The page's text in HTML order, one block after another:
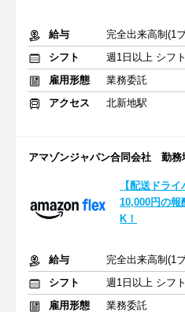
給与
完全出来高制(1
シフト
週1日以上 シフ
雇用形態
業務委託
アクセス
北新地駅
アマゾンジャパン合同会社 勤務
【配送ドラ
10,000円の
K！
給与
完全出来高制(1
シフト
週1日以上 シフ
雇用形態
業務委託